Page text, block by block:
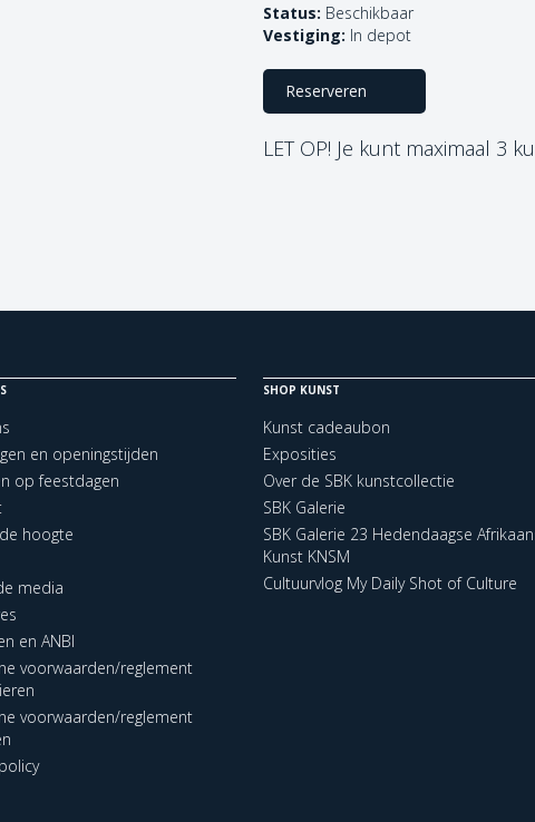
Status: Beschikbaar
Vestiging: In depot
Reserveren
LET OP! Je kunt maximaal 3
en openingstijden
op feestdagen
hoogte
media
en ANBI
voorwaarden/reglement
voorwaarden/reglement
SHOP KUNST
Kunst cadeaubon
Exposities
Over de SBK kunstcollectie
SBK Galerie
SBK Galerie 23 Hedendaagse
Kunst KNSM
Cultuurvlog My Daily Shot of Culture